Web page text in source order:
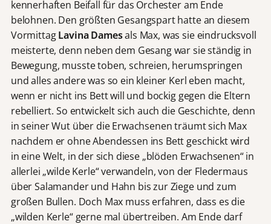
kennerhaften Beifall für das Orchester am Ende
belohnen. Den größten Gesangspart hatte an diesem
VormittagLavina Damesals Max, was sie eindrucksvoll
meisterte, denn neben dem Gesang war sie ständig in
Bewegung, musste toben, schreien, herumspringen
und alles andere was so ein kleiner Kerl eben macht,
wenn er nicht ins Bett will und bockig gegen die Eltern
rebelliert. So entwickelt sich auch die Geschichte, denn
in seiner Wut über die Erwachsenen träumt sich Max
nachdem er ohne Abendessen ins Bett geschickt wird
in eine Welt, in der sich diese „blöden Erwachsenen“ in
allerlei „wilde Kerle“ verwandeln, von der Fledermaus
über Salamander und Hahn bis zur Ziege und zum
großen Bullen. Doch Max muss erfahren, dass es die
„wilden Kerle“ gerne mal übertreiben. Am Ende darf